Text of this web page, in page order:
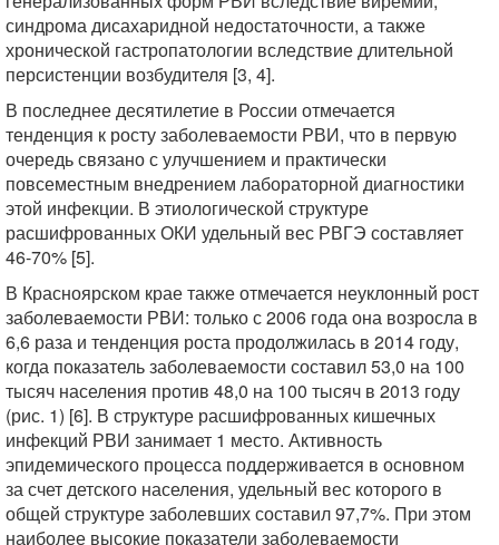
синдрома дисахаридной недостаточности, а также
хронической гастропатологии вследствие длительной
персистенции возбудителя [3, 4].
В последнее десятилетие в России отмечается
тенденция к росту заболеваемости РВИ, что в первую
очередь связано с улучшением и практически
повсеместным внедрением лабораторной диагностики
этой инфекции. В этиологической структуре
расшифрованных ОКИ удельный вес РВГЭ составляет
46-70% [5].
В Красноярском крае также отмечается неуклонный рост
заболеваемости РВИ: только с 2006 года она возросла в
6,6 раза и тенденция роста продолжилась в 2014 году,
когда показатель заболеваемости составил 53,0 на 100
тысяч населения против 48,0 на 100 тысяч в 2013 году
(рис. 1) [6]. В структуре расшифрованных кишечных
инфекций РВИ занимает 1 место. Активность
эпидемического процесса поддерживается в основном
за счет детского населения, удельный вес которого в
общей структуре заболевших составил 97,7%. При этом
наиболее высокие показатели заболеваемости